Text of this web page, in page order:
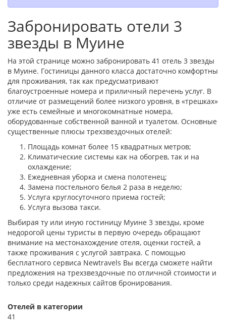
Забронировать отели 3
звезды в Муине
На этой странице можно забронировать 41 отель 3 звезды
в Муине. Гостиницы данного класса достаточно комфортны
для проживания, так как предусматривают
благоустроенные номера и приличный перечень услуг. В
отличие от размещений более низкого уровня, в «трешках»
уже есть семейные и многокомнатные номера,
оборудованные собственной ванной и туалетом. Основные
существенные плюсы трехзвездочных отелей:
Площадь комнат более 15 квадратных метров;
Климатические системы как на обогрев, так и на
охлаждение;
Ежедневная уборка и смена полотенец;
Замена постельного белья 2 раза в неделю;
Услуга круглосуточного приема гостей;
Услуга вызова такси.
Выбирая ту или иную гостиницу Муине 3 звезды, кроме
недорогой цены туристы в первую очередь обращают
внимание на местонахождение отеля, оценки гостей, а
также проживания с услугой завтрака. С помощью
бесплатного сервиса Newtravels Вы всегда сможете найти
предложения на трехзвездочные по отличной стоимости и
только среди надежных сайтов бронирования.
Отелей в категории
41